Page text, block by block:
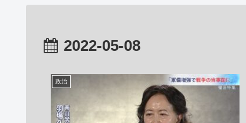
2022-05-08
政治